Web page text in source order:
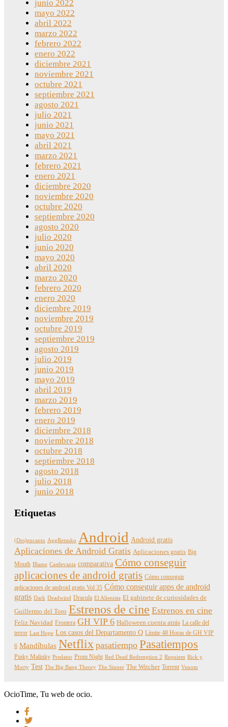
junio 2022
mayo 2022
abril 2022
marzo 2022
febrero 2022
enero 2022
diciembre 2021
noviembre 2021
octubre 2021
septiembre 2021
agosto 2021
julio 2021
junio 2021
mayo 2021
abril 2021
marzo 2021
febrero 2021
enero 2021
diciembre 2020
noviembre 2020
octubre 2020
septiembre 2020
agosto 2020
julio 2020
junio 2020
mayo 2020
abril 2020
marzo 2020
febrero 2020
enero 2020
diciembre 2019
noviembre 2019
octubre 2019
septiembre 2019
agosto 2019
julio 2019
junio 2019
mayo 2019
abril 2019
marzo 2019
febrero 2019
enero 2019
diciembre 2018
noviembre 2018
octubre 2018
septiembre 2018
agosto 2018
julio 2018
junio 2018
Etiquetas
(Des)encanto AggRetsuko Android Android gratis
Aplicaciones de Android Gratis Aplicaciones gratis Big
Mouth Blame Castlevania comparativa Cómo conseguir
aplicaciones de android gratis Cómo conseguir
aplicaciones de android gratis Vol 35 Cómo conseguir apps de android
gratis Dark Deadwind Dracula El Alienista El gabinete de curiosidades de
Guillermo del Toro Estrenos de cine Estrenos en cine
Feliz Navidad Frontera GH VIP 6 Halloween cuenta atrás La calle del
terror Last Hope Los casos del Departamento Q Límite 48 Horas de GH VIP
6 Mandíbulas Netflix pasatiempo Pasatiempos
Pinky Malinky Predator Prom Night Red Dead Redemption 2 Requiem Rick y
Morty Test The Big Bang Theory The Sinner The Witcher Torrent Venom
OcioTime, Tu web de ocio.